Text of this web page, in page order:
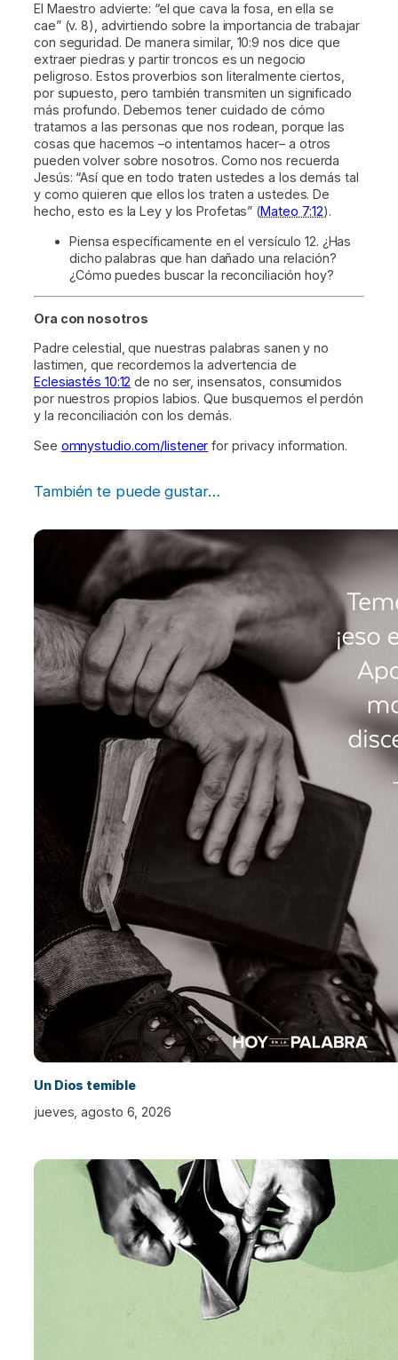
El Maestro advierte: “el que cava la fosa, en ella se
cae” (v. 8), advirtiendo sobre la importancia de trabajar
con seguridad. De manera similar, 10:9 nos dice que
extraer piedras y partir troncos es un negocio
peligroso. Estos proverbios son literalmente ciertos,
por supuesto, pero también transmiten un significado
más profundo. Debemos tener cuidado de cómo
tratamos a las personas que nos rodean, porque las
cosas que hacemos –o intentamos hacer– a otros
pueden volver sobre nosotros. Como nos recuerda
Jesús: “Así que en todo traten ustedes a los demás tal
y como quieren que ellos los traten a ustedes. De
hecho, esto es la Ley y los Profetas” (Mateo 7:12).
Piensa específicamente en el versículo 12. ¿Has
dicho palabras que han dañado una relación?
¿Cómo puedes buscar la reconciliación hoy?
Ora con nosotros
Padre celestial, que nuestras palabras sanen y no
lastimen, que recordemos la advertencia de
Eclesiastés 10:12 de no ser, insensatos, consumidos
por nuestros propios labios. Que busquemos el perdón
y la reconciliación con los demás.
See omnystudio.com/listener for privacy information.
También te puede gustar…
Un Dios temible
jueves, agosto 6, 2026